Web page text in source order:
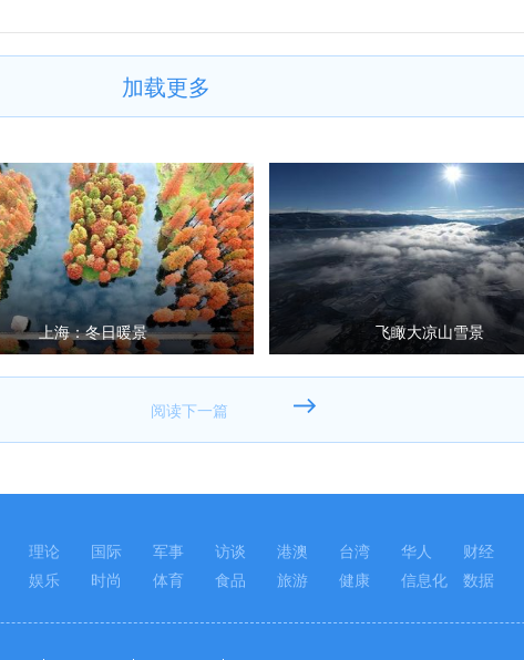
加载更多
上海：冬日暖景 飞瞰大凉山雪景
理论 国际 军事 访谈 港澳 台湾 华人 财经
娱乐 时尚 体育 食品 旅游 健康 信息化 数据